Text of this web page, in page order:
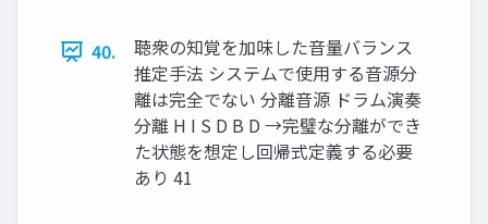
40.
聴衆の知覚を加味した音量バランス
推定手法 システムで使用する音源分
離は完全でない 分離音源 ドラム演奏
分離 H I S D B D →完璧な分離ができ
た状態を想定し回帰式定義する必要
あり 41